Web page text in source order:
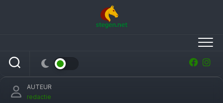
Jumping Zwolle
AUTEUR
redactie